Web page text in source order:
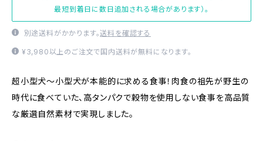
最短到着日に数日追加される場合があります）。
別途送料がかかります。送料を確認する
¥3,980以上のご注文で国内送料が無料になります。
超小型犬〜小型犬が本能的に求める食事！肉食の祖先が野生の
時代に食べていた、高タンパクで穀物を使用しない食事を高品質
な厳選自然素材で実現しました。